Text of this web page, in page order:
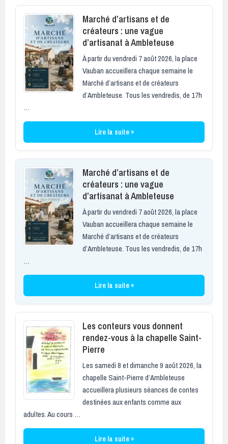
Marché d’artisans et de
créateurs : une vague
d’artisanat à Ambleteuse
À partir du vendredi 7 août 2026, la place
Vauban accueillera chaque semaine le
Marché d’artisans et de créateurs
d’Ambleteuse. Tous les vendredis, de 17h
…
Lire la suite »
Marché d’artisans et de
créateurs : une vague
d’artisanat à Ambleteuse
À partir du vendredi 7 août 2026, la place
Vauban accueillera chaque semaine le
Marché d’artisans et de créateurs
d’Ambleteuse. Tous les vendredis, de 17h
…
Lire la suite »
Les conteurs vous donnent
rendez-vous à la chapelle Saint-
Pierre
Les samedi 8 et dimanche 9 août 2026, la
chapelle Saint-Pierre d’Ambleteuse
accueillera plusieurs séances de contes
destinées aux enfants comme aux
adultes. Au cours …
Lire la suite »